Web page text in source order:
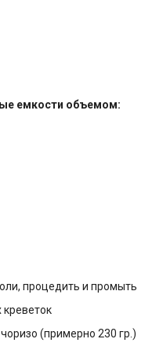
емкости объемом:
процедить и промыть
(примерно 230 гр.)